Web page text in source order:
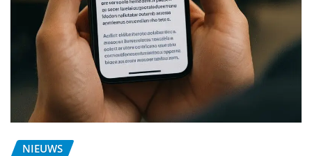
NIEUWS